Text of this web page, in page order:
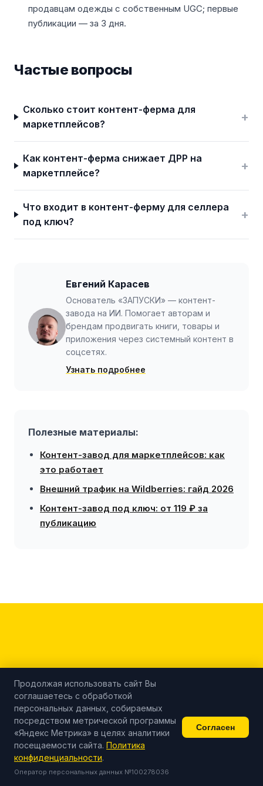
продавцам одежды с собственным UGC; первые
публикации — за 3 дня.
Частые вопросы
Сколько стоит контент-ферма для
маркетплейсов?
+
Как контент-ферма снижает ДРР на
маркетплейсе?
+
Что входит в контент-ферму для селлера
под ключ?
+
Евгений Карасев
Основатель «ЗАПУСКИ» — контент-
завода на ИИ. Помогает авторам и
брендам продвигать книги, товары и
приложения через системный контент в
соцсетях.
Узнать подробнее
Полезные материалы:
Контент-завод для маркетплейсов: как
это работает
Внешний трафик на Wildberries: гайд 2026
Контент-завод под ключ: от 119 ₽ за
публикацию
Запустите контент-ферму
для маркетплейсов
с контент-заводом от 119 ₽
за публикацию
Продолжая использовать сайт Вы
соглашаетесь с обработкой
персональных данных, собираемых
посредством метрической программы
«Яндекс Метрика» в целях аналитики
посещаемости сайта. Политика
конфиденциальности.
Оператор персональных данных №100278036
Согласен